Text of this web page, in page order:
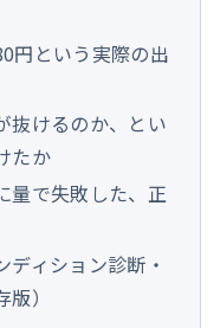
円という実際の出
抜けるのか、とい
たか
量で失敗した、正
ィション診断・
）